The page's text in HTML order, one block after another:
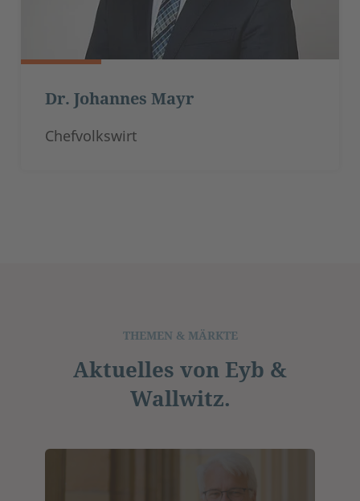
Dr. Johannes Mayr
Chefvolkswirt
THEMEN & MÄRKTE
Aktuelles von Eyb &
Wallwitz.